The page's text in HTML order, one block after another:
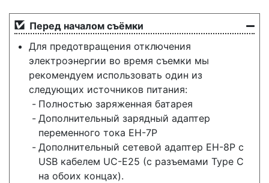
Перед началом съёмки
Для предотвращения отключения
электроэнергии во время съемки мы
рекомендуем использовать один из
следующих источников питания:
Полностью заряженная батарея
Дополнительный зарядный адаптер
переменного тока EH-7P
Дополнительный сетевой адаптер EH-8P с
USB кабелем UC-E25 (с разъемами Type C
на обоих концах).